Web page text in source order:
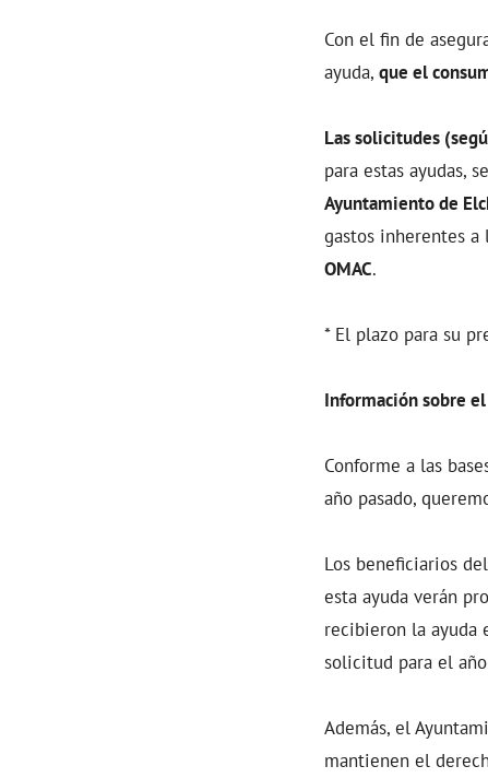
Con el fin de
ayuda, que el
Las solicitudes
para estas ayudas,
Ayuntamiento de
gastos inherentes
OMAC.
* El plazo para su
Información sobre
Conforme a las
año pasado,
Los beneficiarios
esta ayuda verán
recibieron la ayuda
solicitud para el
Además, el
mantienen el